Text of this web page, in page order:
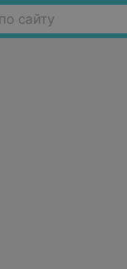
сайту